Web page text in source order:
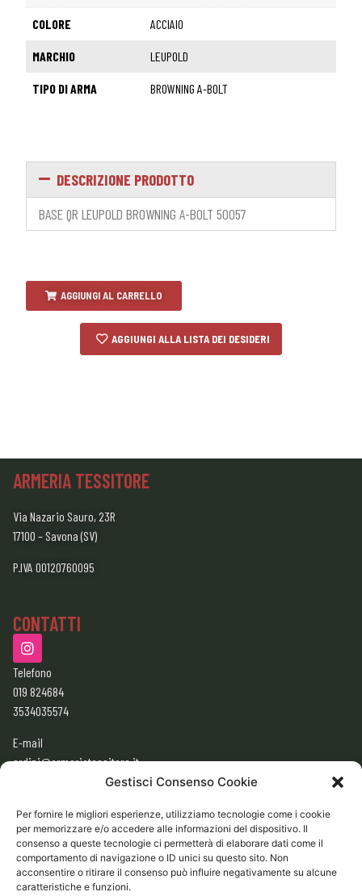
Gestisci Consenso Cookie
Per fornire le migliori esperienze, utilizziamo tecnologie come i cookie
per memorizzare e/o accedere alle informazioni del dispositivo. Il
consenso a queste tecnologie ci permetterà di elaborare dati come il
comportamento di navigazione o ID unici su questo sito. Non
acconsentire o ritirare il consenso può influire negativamente su alcune
caratteristiche e funzioni.
COLORE ACCIAIO
MARCHIO LEUPOLD
TIPO DI ARMA BROWNING A-BOLT
DESCRIZIONE PRODOTTO
BASE QR LEUPOLD BROWNING A-BOLT 50057
AGGIUNGI AL CARRELLO
AGGIUNGI ALLA LISTA DEI DESIDERI
ARMERIA TESSITORE
Via Nazario Sauro, 23R
17100 – Savona (SV)
P.IVA 00120760095
CONTATTI
Telefono
019 824684
3534035574
E-mail
ordini@armeriatessitore.it
armeriatessitore@gmail.com
ORARI
9:00 – 12:30
15:30 – 19:30